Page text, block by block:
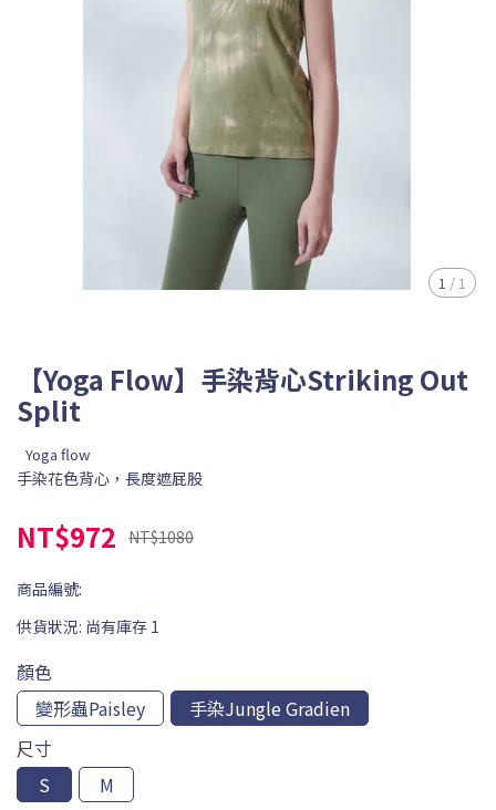
1 / 1
【Yoga Flow】手染背心Striking Out
Split
Yoga flow
手染花色背心，長度遮屁股
NT$972 NT$1080
商品編號:
供貨狀況: 尚有庫存 1
顏色
變形蟲Paisley
手染Jungle Gradien
尺寸
S
M